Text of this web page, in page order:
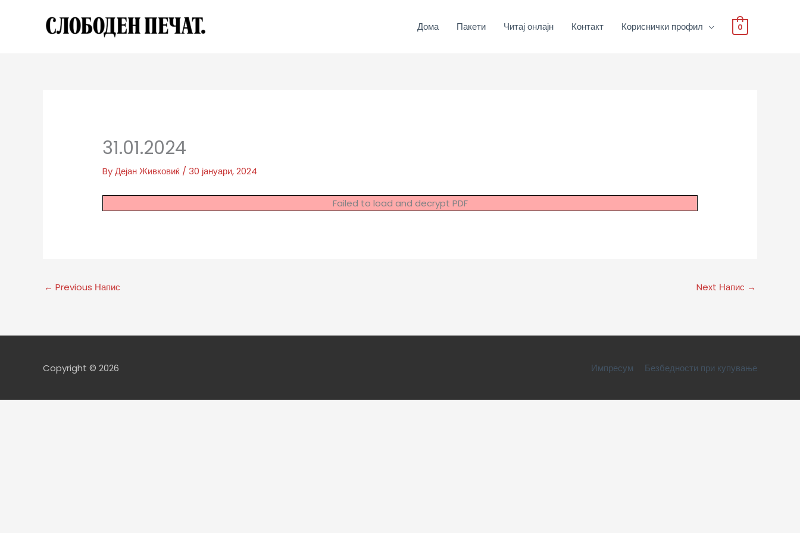
Дома Пакети Читај онлајн Контакт Кориснички профил 0
31.01.2024
ByДејан Живковиќ /30 јануари, 2024
Failed to load and decrypt PDF
← Previous Напис Next Напис →
Copyright © 2026 Импресум Безбедности при купување